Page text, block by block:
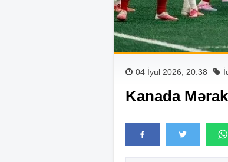
04 İyul 2026, 20:38
Kanada